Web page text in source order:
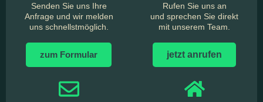
Senden Sie uns Ihre
Anfrage und wir melden
uns schnellstmöglich.
zum Formular
Rufen Sie uns an
und sprechen Sie direkt
mit unserem Team.
jetzt anrufen